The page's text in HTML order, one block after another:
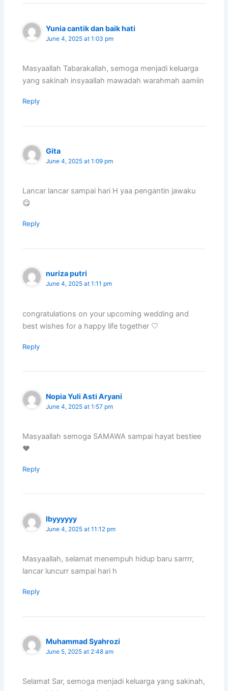
Yunia cantik dan baik hati
June 4, 2025 at 1:03 pm
Masyaallah Tabarakallah, semoga menjadi keluarga
yang sakinah insyaallah mawadah warahmah aamiin
Reply
Gita
June 4, 2025 at 1:09 pm
Lancar lancar sampai hari H yaa pengantin jawaku
😋
Reply
nuriza putri
June 4, 2025 at 1:11 pm
congratulations on your upcoming wedding and
best wishes for a happy life together 🤍
Reply
Nopia Yuli Asti Aryani
June 4, 2025 at 1:57 pm
Masyaallah semoga SAMAWA sampai hayat bestiee
❤️
Reply
Ibyyyyyy
June 4, 2025 at 11:12 pm
Masyaallah, selamat menempuh hidup baru sarrrr,
lancar luncurr sampai hari h
Reply
Muhammad Syahrozi
June 5, 2025 at 2:48 am
Selamat Sar, semoga menjadi keluarga yang sakinah,